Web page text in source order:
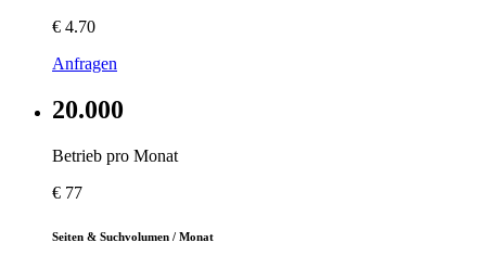
€ 4.70
Anfragen
20.000
Betrieb pro Monat
€ 77
Seiten & Suchvolumen / Monat